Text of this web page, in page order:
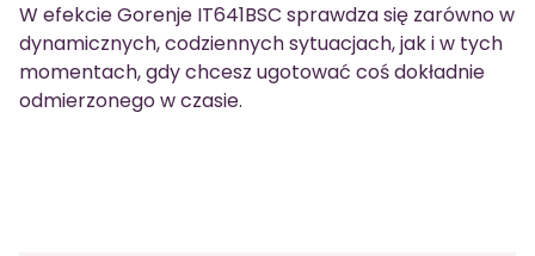
W efekcie Gorenje IT641BSC sprawdza się zarówno w
dynamicznych, codziennych sytuacjach, jak i w tych
momentach, gdy chcesz ugotować coś dokładnie
odmierzonego w czasie.